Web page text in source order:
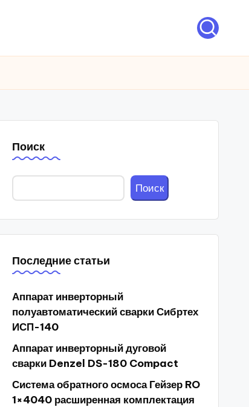
Поиск
Поиск
Последние статьи
Аппарат инверторный
полуавтоматический сварки Сибртех
ИСП-140
Аппарат инверторный дуговой
сварки Denzel DS-180 Compact
Система обратного осмоса Гейзер RO
1×4040 расширенная комплектация